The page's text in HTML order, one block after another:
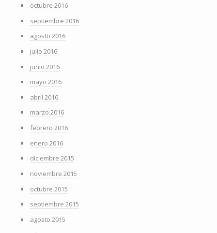
octubre 2016
septiembre 2016
agosto 2016
julio 2016
junio 2016
mayo 2016
abril 2016
marzo 2016
febrero 2016
enero 2016
diciembre 2015
noviembre 2015
octubre 2015
septiembre 2015
agosto 2015